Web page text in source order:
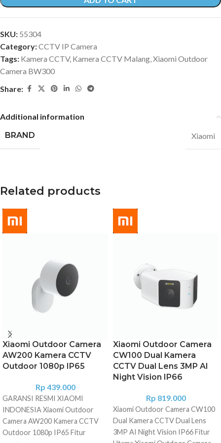
SKU: 55304
Category:CCTV IP Camera
Tags: Kamera CCTV, Kamera CCTV Malang,Xiaomi Outdoor
Camera BW300
Share:
Additional information
BRAND
Xiaomi
Related products
Xiaomi Outdoor Camera
AW200 Kamera CCTV
Outdoor 1080p IP65
Rp 439.000
GARANSI RESMI XIAOMI
INDONESIA Xiaomi Outdoor
Camera AW200 Kamera CCTV
Outdoor 1080p IP65 Fitur
Xiaomi Outdoor Camera
CW100 Dual Kamera
CCTV Dual Lens 3MP AI
Night Vision IP66
Rp 819.000
Xiaomi Outdoor Camera CW100
Dual Kamera CCTV Dual Lens
3MP AI Night Vision IP66 Fitur